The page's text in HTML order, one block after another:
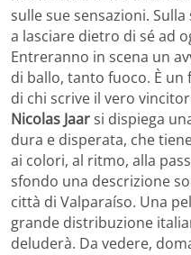
sulle sue sensazioni.
a lasciare dietro di sé ad
Entreranno in scena un
di ballo, tanto fuoco. È
di chi scrive il vero
Nicolas Jaarsi dispiega
dura e disperata, che
ai colori, al ritmo, alla
sfondo una descrizione
città di Valparaíso. Una
grande distribuzione
deluderà. Da vedere,